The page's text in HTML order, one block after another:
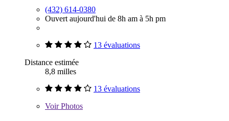
(432) 614-0380
Ouvert aujourd'hui de 8h am à 5h pm
13 évaluations
Distance estimée
8,8 milles
13 évaluations
VoirPhotos